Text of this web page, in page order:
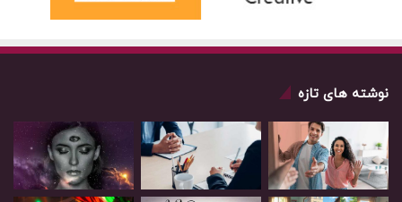
نوشته های تازه